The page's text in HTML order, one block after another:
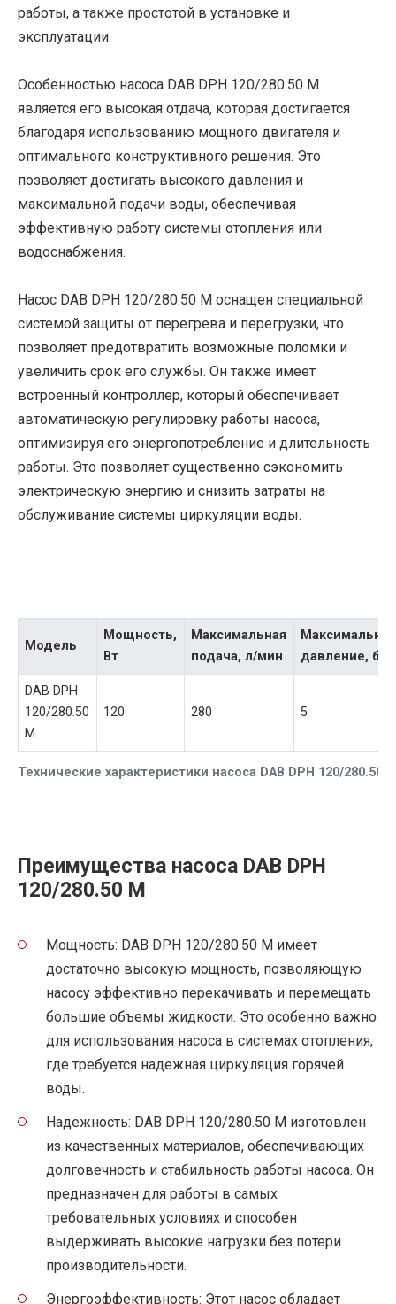
работы, а также простотой в установке и
эксплуатации.
Особенностью насоса DAB DPH 120/280.50 M
является его высокая отдача, которая достигается
благодаря использованию мощного двигателя и
оптимального конструктивного решения. Это
позволяет достигать высокого давления и
максимальной подачи воды, обеспечивая
эффективную работу системы отопления или
водоснабжения.
Насос DAB DPH 120/280.50 M оснащен специальной
системой защиты от перегрева и перегрузки, что
позволяет предотвратить возможные поломки и
увеличить срок его службы. Он также имеет
встроенный контроллер, который обеспечивает
автоматическую регулировку работы насоса,
оптимизируя его энергопотребление и длительность
работы. Это позволяет существенно сэкономить
электрическую энергию и снизить затраты на
обслуживание системы циркуляции воды.
Технические характеристики насоса DAB DPH 120/280.50
Модель
Мощность,
Вт
Максимальная
подача, л/мин
давление, бар
DAB DPH
120/280.50
M
120 280 5
Преимущества насоса DAB DPH
120/280.50 M
Мощность: DAB DPH 120/280.50 M имеет
достаточно высокую мощность, позволяющую
насосу эффективно перекачивать и перемещать
большие объемы жидкости. Это особенно важно
для использования насоса в системах отопления,
где требуется надежная циркуляция горячей
воды.
Надежность: DAB DPH 120/280.50 M изготовлен
из качественных материалов, обеспечивающих
долговечность и стабильность работы насоса. Он
предназначен для работы в самых
требовательных условиях и способен
выдерживать высокие нагрузки без потери
производительности.
Энергоэффективность: Этот насос обладает